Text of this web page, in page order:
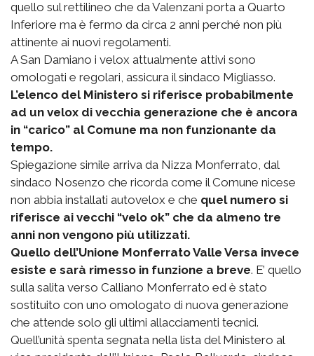
quello sul rettilineo che da Valenzani porta a Quarto
Inferiore ma è fermo da circa 2 anni perché non più
attinente ai nuovi regolamenti.
A San Damiano i velox attualmente attivi sono
omologati e regolari, assicura il sindaco Migliasso.
L’elenco del Ministero si riferisce probabilmente
ad un velox di vecchia generazione che è ancora
in “carico” al Comune ma non funzionante da
tempo.
Spiegazione simile arriva da Nizza Monferrato, dal
sindaco Nosenzo che ricorda come il Comune nicese
non abbia installati autovelox e che quel numero si
riferisce ai vecchi “velo ok” che da almeno tre
anni non vengono più utilizzati.
Quello dell’Unione Monferrato Valle Versa invece
esiste e sarà rimesso in funzione a breve. E’ quello
sulla salita verso Calliano Monferrato ed è stato
sostituito con uno omologato di nuova generazione
che attende solo gli ultimi allacciamenti tecnici.
Quell’unità spenta segnata nella lista del Ministero al